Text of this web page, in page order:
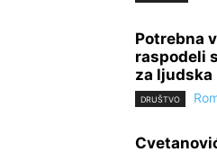
Potrebna
raspodeli
za ljudska
DRUŠTVO